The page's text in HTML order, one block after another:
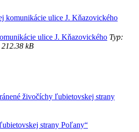
ulice J. Kňazovického Typ:
kB
živočíchy ľubietovskej strany